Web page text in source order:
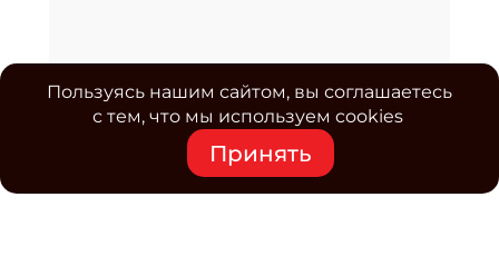
Пользуясь нашим сайтом, вы соглашаетесь
с тем, что мы используем cookies
Принять